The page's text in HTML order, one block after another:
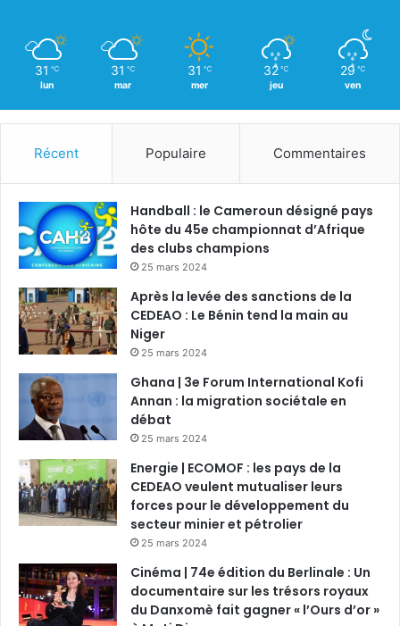
31 ℃
lun
31 ℃
mar
31 ℃
mer
32 ℃
jeu
29 ℃
ven
Récent Populaire Commentaires
Handball : le Cameroun désigné pays
hôte du 45e championnat d’Afrique
des clubs champions
25 mars 2024
Après la levée des sanctions de la
CEDEAO : Le Bénin tend la main au
Niger
25 mars 2024
Ghana | 3e Forum International Kofi
Annan : la migration sociétale en
débat
25 mars 2024
Energie | ECOMOF : les pays de la
CEDEAO veulent mutualiser leurs
forces pour le développement du
secteur minier et pétrolier
25 mars 2024
Cinéma | 74e édition du Berlinale : Un
documentaire sur les trésors royaux
du Danxomè fait gagner « l’Ours d’or »